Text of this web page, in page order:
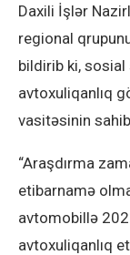
Daxili İşlər
regional
bildirib ki, sosial
avtoxuliqanlıq
vasitəsinin
“Araşdırma
etibarnamə
avtomobillə
avtoxuliqanlıq